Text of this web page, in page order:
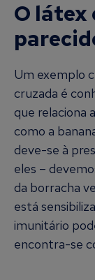
O látex
Um exemplo
cruzada é
que relaciona
como a
deve-se à
eles –
da borracha
está
imunitário
encontra-se